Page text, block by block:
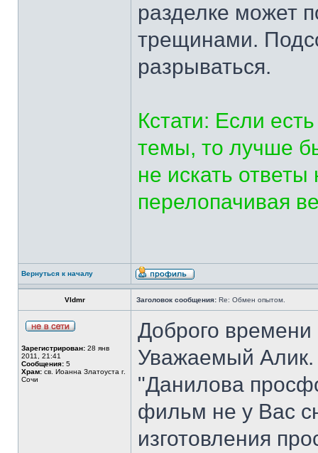
разделке может
трещинами.
разрываться.
Кстати: Если
темы, то лучше
не искать
перелопачивая
Вернуться к началу
Vldmr Заголовок сообщения: Re: Обмен опытом.
Зарегистрирован: 28 янв
2011, 21:41
Сообщения: 5
Храм: св. Иоанна Златоуста г.
Сочи
Доброго времени
Уважаемый Алик.
"Данилова
фильм не у Вас
изготовления